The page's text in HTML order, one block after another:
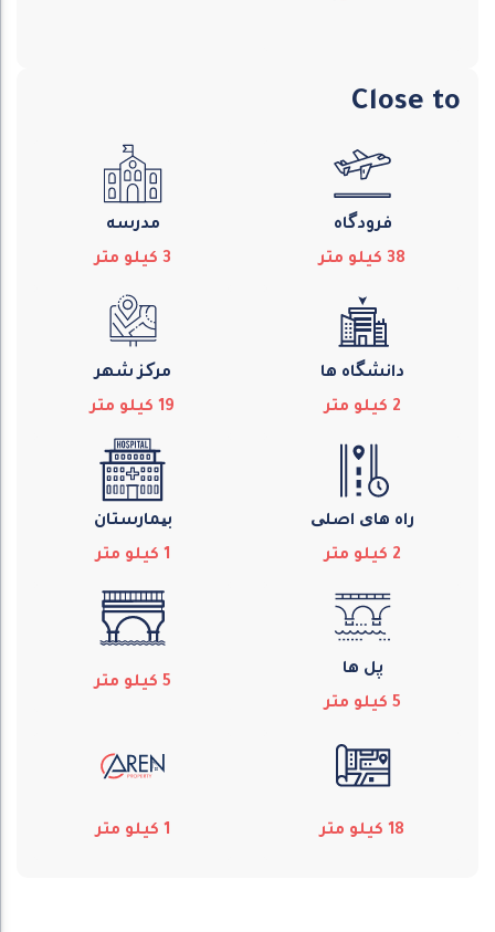
Close to
فرودگاه
38 كيلو متر
مدرسه
3 كيلو متر
دانشگاه ها
2 كيلو متر
مرکز شهر
19 كيلو متر
راه های اصلی
2 كيلو متر
بیمارستان
1 كيلو متر
پل ها
5 كيلو متر
5 كيلو متر
18 كيلو متر 1 كيلو متر